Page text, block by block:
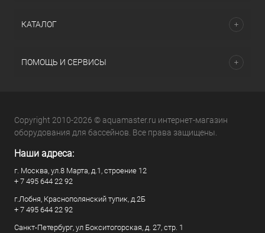
КАТАЛОГ
ПОМОЩЬ И СЕРВИСЫ
Copyright 2010-2026 © aquamaster.ru интернет-магазин
оборудования для бассейнов. Все права защищены.
Наши адреса:
г. Москва, ул.8 Марта, д.1, строение 12
+ 7 495 644 22 92
г.Лобня, Краснополянский тупик, д.2Б
+ 7 495 644 22 92
Санкт-Петербург, ул Бокситогорская, д. 27, стр. 1